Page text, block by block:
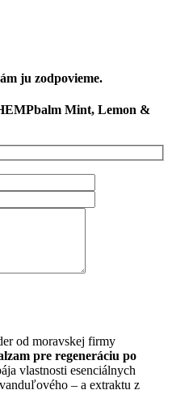
ju zodpovieme.
Mint, Lemon &
od moravskej firmy
pre regeneráciu po
vlastnosti esenciálnych
– a extraktu z